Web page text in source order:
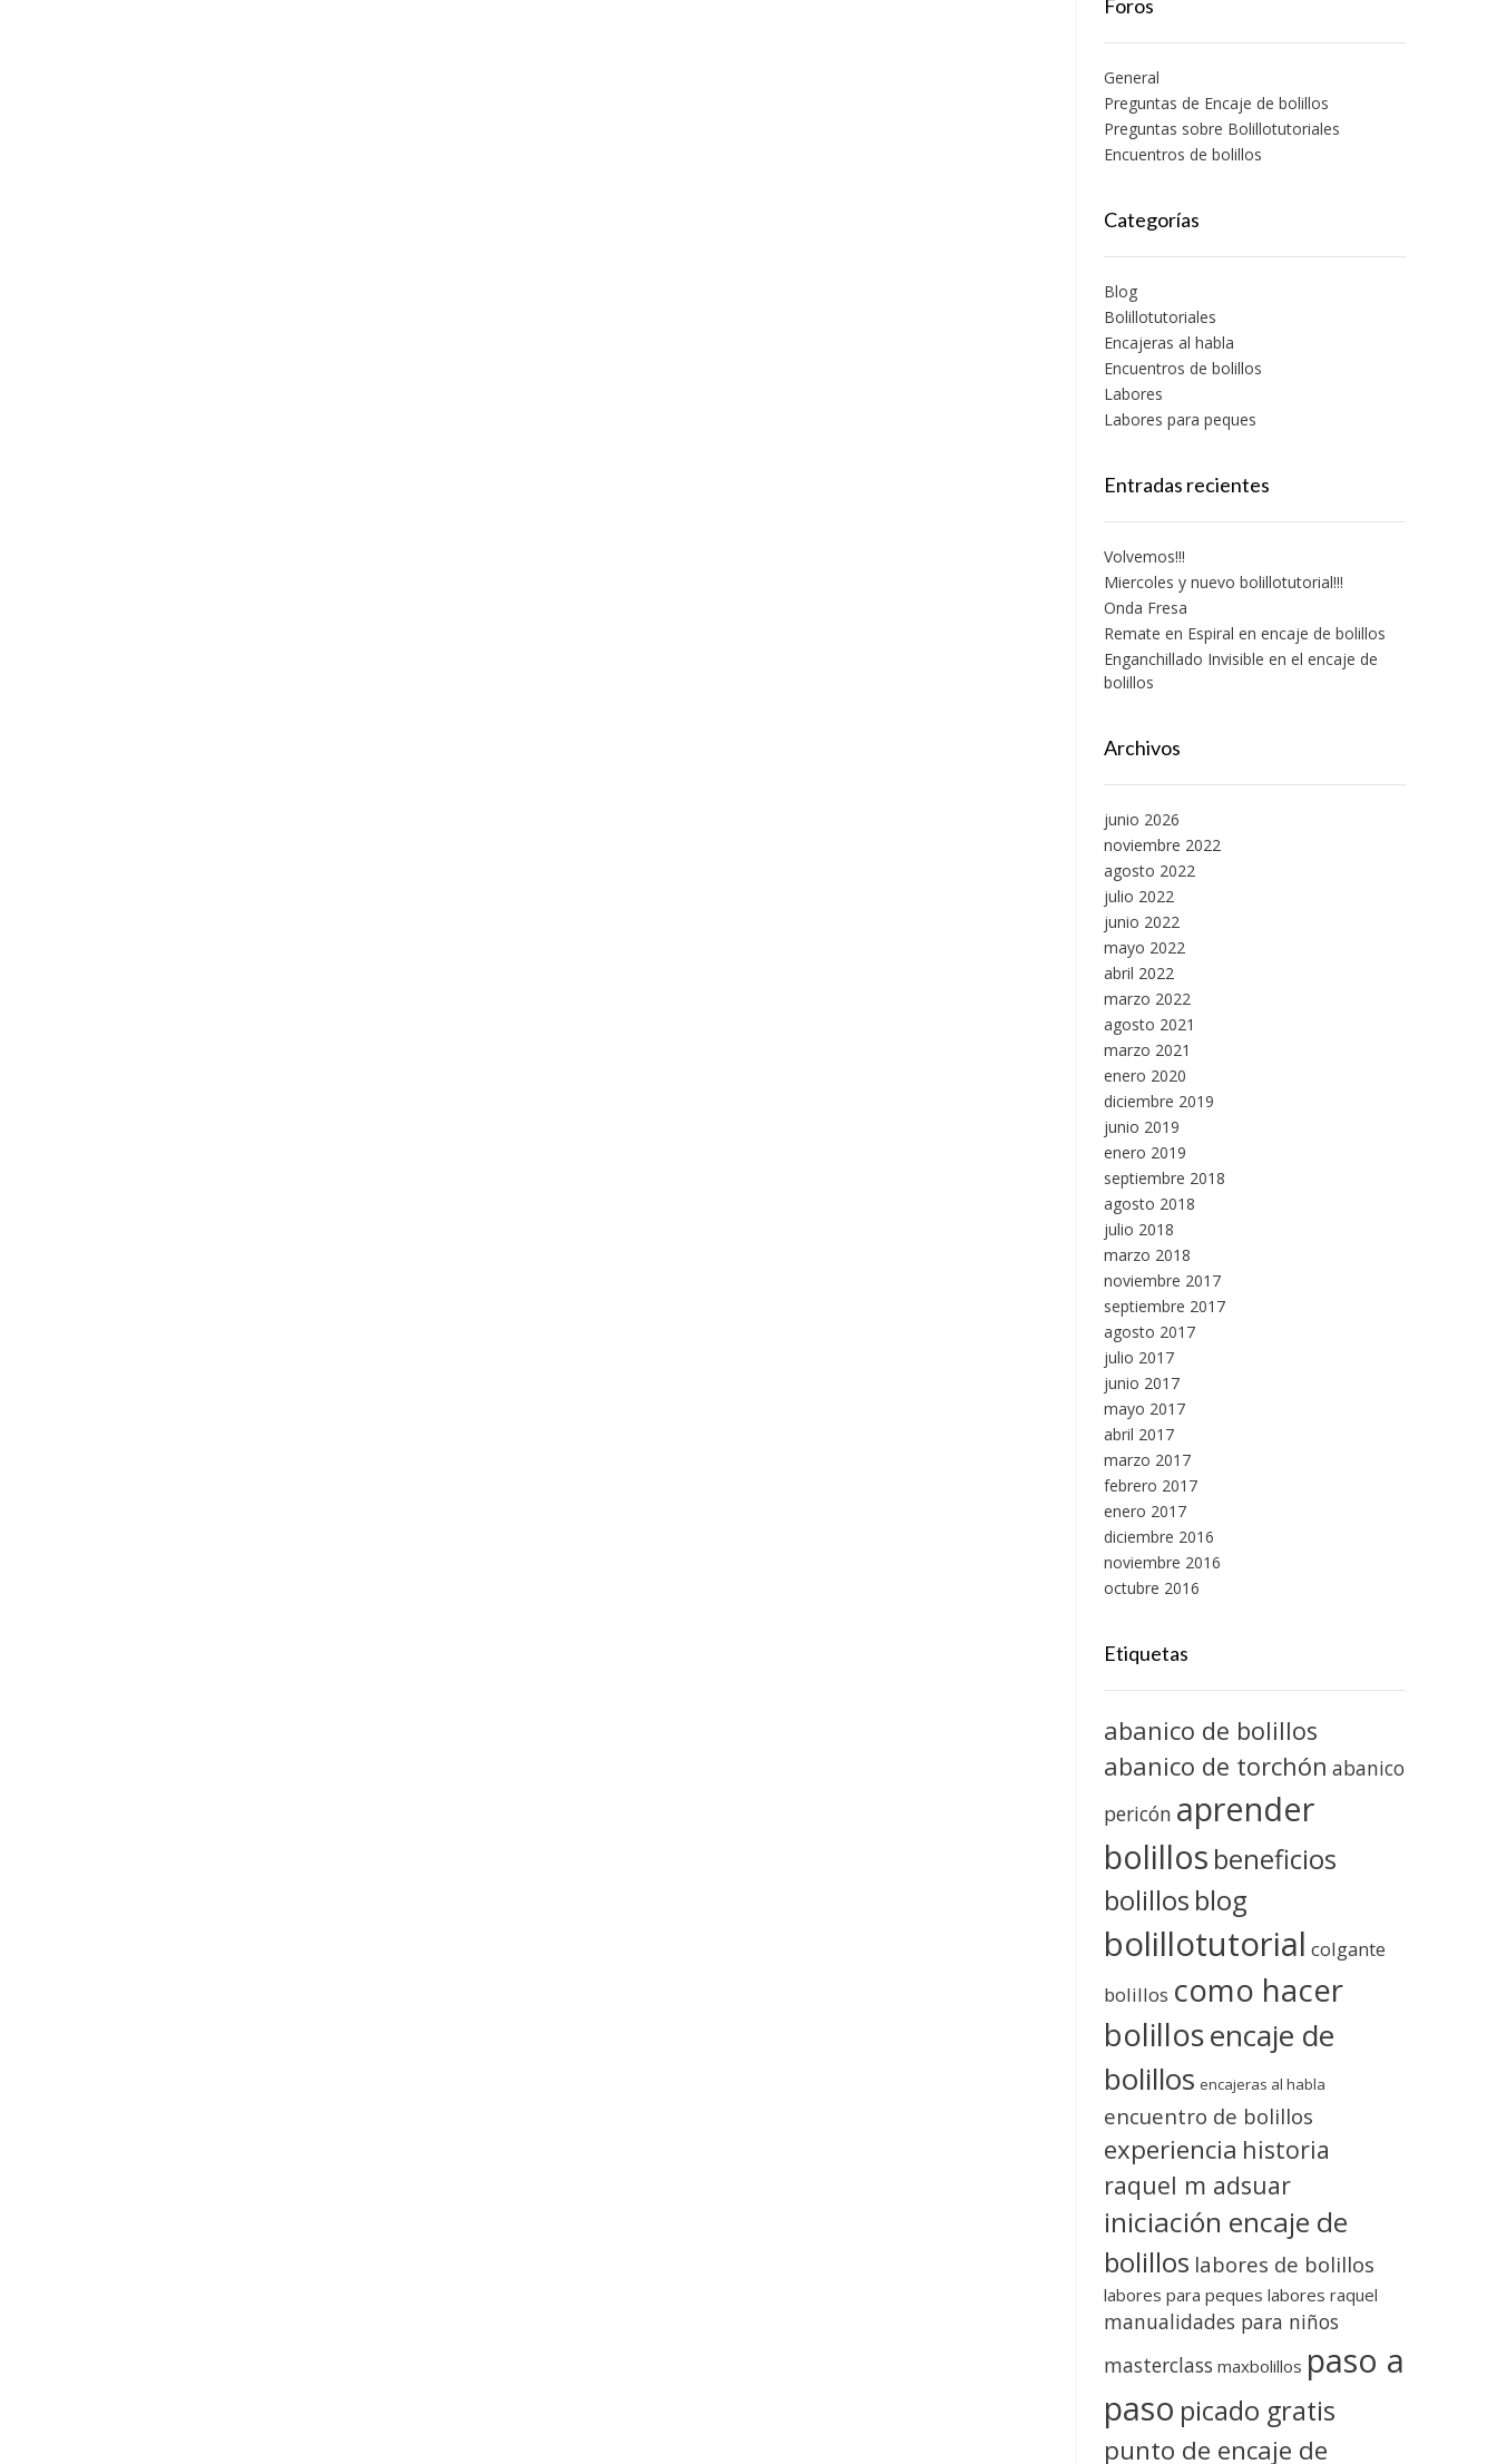
Foros
General
Preguntas de Encaje de bolillos
Preguntas sobre Bolillotutoriales
Encuentros de bolillos
Categorías
Blog
Bolillotutoriales
Encajeras al habla
Encuentros de bolillos
Labores
Labores para peques
Entradas recientes
Volvemos!!!
Miercoles y nuevo bolillotutorial!!!
Onda Fresa
Remate en Espiral en encaje de bolillos
Enganchillado Invisible en el encaje de
bolillos
Archivos
junio 2026
noviembre 2022
agosto 2022
julio 2022
junio 2022
mayo 2022
abril 2022
marzo 2022
agosto 2021
marzo 2021
enero 2020
diciembre 2019
junio 2019
enero 2019
septiembre 2018
agosto 2018
julio 2018
marzo 2018
noviembre 2017
septiembre 2017
agosto 2017
julio 2017
junio 2017
mayo 2017
abril 2017
marzo 2017
febrero 2017
enero 2017
diciembre 2016
noviembre 2016
octubre 2016
Etiquetas
abanico de bolillos
abanico de torchón abanico
pericón aprender
bolillos beneficios
bolillos blog
bolillotutorial colgante
bolillos como hacer
bolillosencaje de
bolillos encajeras al habla
encuentro de bolillos
experiencia historia
raquel m adsuar
iniciación encaje de
bolillos labores de bolillos
labores para peques labores raquel
manualidades para niños
masterclass maxbolillos paso a
paso picado gratis
punto de encaje de